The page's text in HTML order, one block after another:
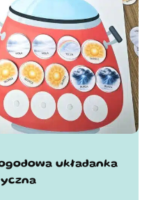
układanka